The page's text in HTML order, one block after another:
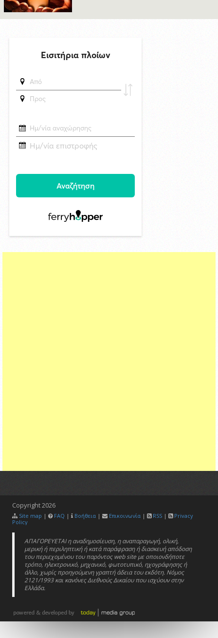
δημοσιεύθηκε 15 ώρες πριν
Καλλιτέχνες από τη Σύρο, την Ελβετία και την Ιαπωνία συναντιούνται
29/4/2026 18:53
CNN: Ο κορυφαίος στρατηγός του Τραμπ αναζητά διέξοδο από τον
πόλεμο με το Ιράν
Copyright2026
Site map | FAQ | Βοήθεια | Επικοινωνία | RSS |
Privacy
Policy
ΑΠΑΓΟΡΕΥΕΤΑΙ η αναδημοσίευση, η αναπαραγωγή, ολική,
μερική ή περιληπτική ή κατά παράφραση ή διασκευή απόδοση
του περιεχομένου του παρόντος web site με οποιονδήποτε
τρόπο, ηλεκτρονικό, μηχανικό, φωτοτυπικό, ηχογράφησης ή
άλλο, χωρίς προηγούμενη γραπτή άδεια του εκδότη. Νόμος
2121/1993 και κανόνες Διεθνούς Δικαίου που ισχύουν στην
Ελλάδα.